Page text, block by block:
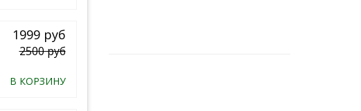
1999 руб
2500 руб
В КОРЗИНУ